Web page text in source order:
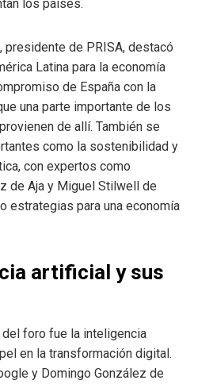
los países.
presidente de PRISA, destacó
Latina para la economía
de España con la
una parte importante de los
de allí. También se
como la sostenibilidad y
con expertos como
de Aja y Miguel Stilwell de
estrategias para una economía
artificial y sus
foro fue la inteligencia
en la transformación digital.
y Domingo González de